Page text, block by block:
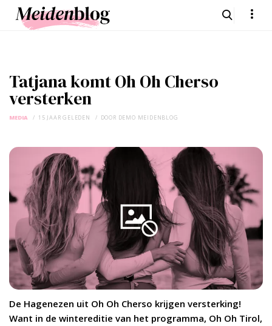
Tatjana komt Oh Oh Cherso
versterken
MEDIA 15 JAAR GELEDEN DOOR DEMO MEIDENBLOG
De Hagenezen uit Oh Oh Cherso krijgen versterking!
Want in de wintereditie van het programma, Oh Oh Tirol,